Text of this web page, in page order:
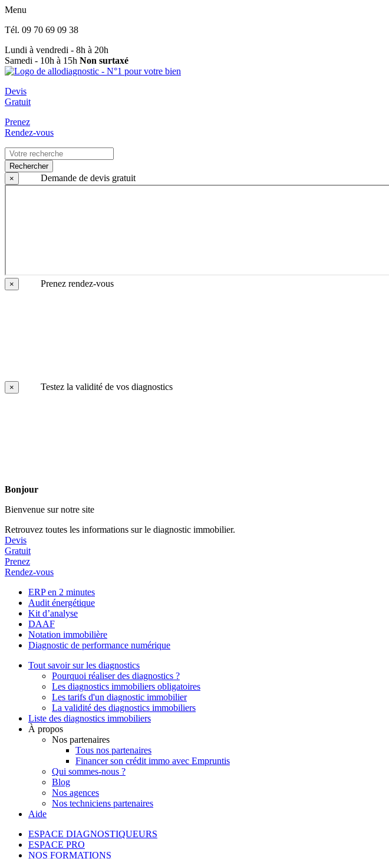
Menu
Tél. 09 70 69 09 38
Lundi à vendredi - 8h à 20h
Samedi - 10h à 15h Non surtaxé
Devis
Gratuit
Prenez
Rendez-vous
Rechercher
×
Demande de devis gratuit
× Prenez rendez-vous
× Testez la validité de vos diagnostics
Bonjour
Bienvenue sur notre site
Retrouvez toutes les informations sur le diagnostic immobilier.
Devis
Gratuit
Prenez
Rendez-vous
ERP en 2 minutes
Audit énergétique
Kit d’analyse
DAAF
Notation immobilière
Diagnostic de performance numérique
Tout savoir sur les diagnostics
Pourquoi réaliser des diagnostics ?
Les diagnostics immobiliers obligatoires
Les tarifs d'un diagnostic immobilier
La validité des diagnostics immobiliers
Liste des diagnostics immobiliers
À propos
Nos partenaires
Tous nos partenaires
Financer son crédit immo avec Empruntis
Qui sommes-nous ?
Blog
Nos agences
Nos techniciens partenaires
Aide
ESPACE DIAGNOSTIQUEURS
ESPACE PRO
NOS FORMATIONS